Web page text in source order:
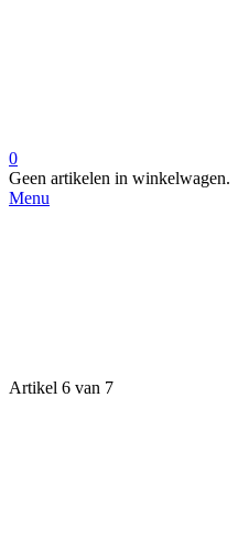
0
Geen artikelen in winkelwagen.
Menu
Artikel 6 van 7